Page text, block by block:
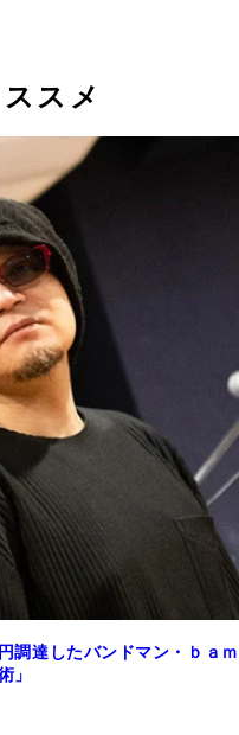
スメ
調達したバンドマン・ｂａｍ
」